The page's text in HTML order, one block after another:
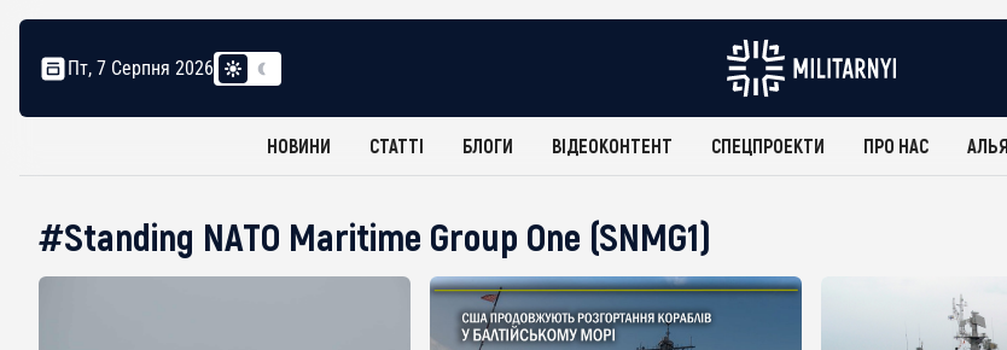
Пт, 7 Серпня 2026
НОВИНИ СТАТТІ БЛОГИ ВІДЕОКОНТЕНТ СПЕЦПРОЕКТИ ПРО НАС
#Standing NATO Maritime Group One (SNMG1)